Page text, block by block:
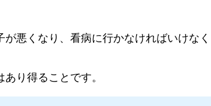
悪くなり、看病に行かなければいけなく
り得ることです。